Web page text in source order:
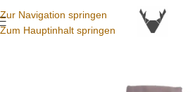
Zur Navigation springen
Zum Hauptinhalt springen